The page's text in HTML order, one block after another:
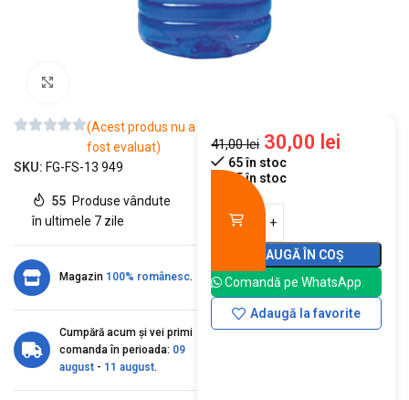
(Acest produs nu a
fost evaluat)
SKU: FG-FS-13 949
55 Produse vândute
în ultimele 7 zile
Magazin 100% românesc.
Cumpără acum și vei primi
comanda în perioada: 09
august - 11 august.
41,00lei 30,00 lei
65 în stoc
65 în stoc
ADAUGĂ ÎN COȘ
Comandă pe WhatsApp
Adaugă la favorite